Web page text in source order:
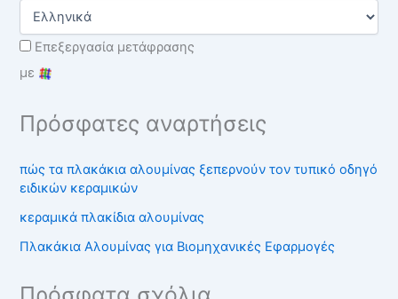
Επεξεργασία μετάφρασης
με
Πρόσφατες αναρτήσεις
πώς τα πλακάκια αλουμίνας ξεπερνούν τον τυπικό οδηγό
ειδικών κεραμικών
κεραμικά πλακίδια αλουμίνας
Πλακάκια Αλουμίνας για Βιομηχανικές Εφαρμογές